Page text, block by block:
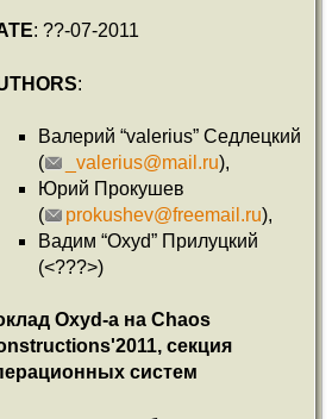
: ??-07-2011
:
Валерий “valerius” Седлецкий
(
_valerius@mail.ru),
Юрий Прокушев
(
prokushev@freemail.ru),
Вадим “Oxyd” Прилуцкий
(<???>)
Oxyd-а на Chaos
секция
систем